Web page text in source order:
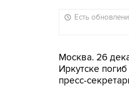
Есть
Москва. 26
Иркутске
пресс-